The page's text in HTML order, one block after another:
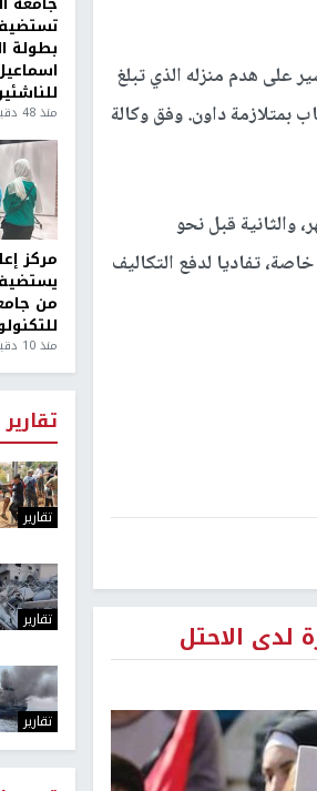
على هدم منزله الذي تبلغ
بمتلازمة داون. وفق وكالة
بالقدس أخطرت بشير بالهدم مرتين الاولى قبل نحو 4 أشهر، والثانية قبل نحو
معدات خاصة، تفاديا لدفع التكاليف
لدى الاحتل
بطولة
منذ 48 دقيقة
مركز
من
منذ 10 دقيقة
تقارير
تقارير
تقارير
تقارير